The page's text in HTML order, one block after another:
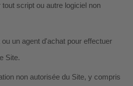
tout script ou autre logiciel non
un agent d'achat pour effectuer
Site.
non autorisée du Site, y compris